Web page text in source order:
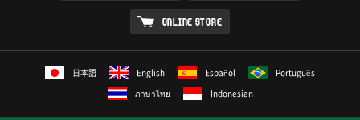
ONLINE STORE
日本語 English Español
Português
ภาษาไทย
Indonesian